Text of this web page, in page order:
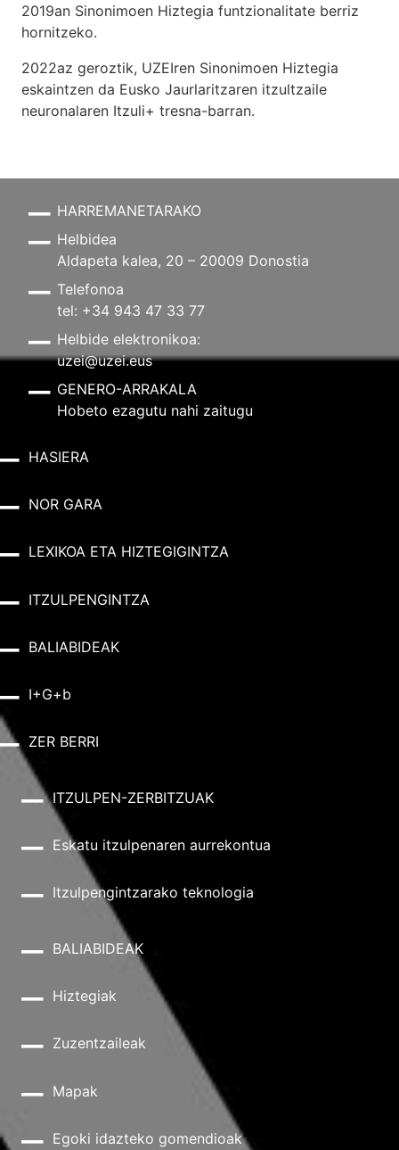
2019an Sinonimoen Hiztegia funtzionalitate berriz
hornitzeko.
2022az geroztik, UZEIren Sinonimoen Hiztegia
eskaintzen da Eusko Jaurlaritzaren itzultzaile
neuronalaren Itzuli+ tresna-barran.
HARREMANETARAKO
Helbidea
Aldapeta kalea, 20 – 20009 Donostia
Telefonoa
tel: +34 943 47 33 77
Helbide elektronikoa:
uzei@uzei.eus
GENERO-ARRAKALA
Hobeto ezagutu nahi zaitugu
HASIERA
NOR GARA
LEXIKOA ETA HIZTEGIGINTZA
ITZULPENGINTZA
BALIABIDEAK
I+G+b
ZER BERRI
ITZULPEN-ZERBITZUAK
Eskatu itzulpenaren aurrekontua
Itzulpengintzarako teknologia
BALIABIDEAK
Hiztegiak
Zuzentzaileak
Mapak
Egoki idazteko gomendioak